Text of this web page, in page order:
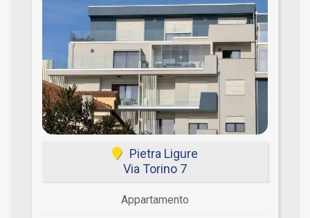
Pietra Ligure
Via Torino 7
Appartamento